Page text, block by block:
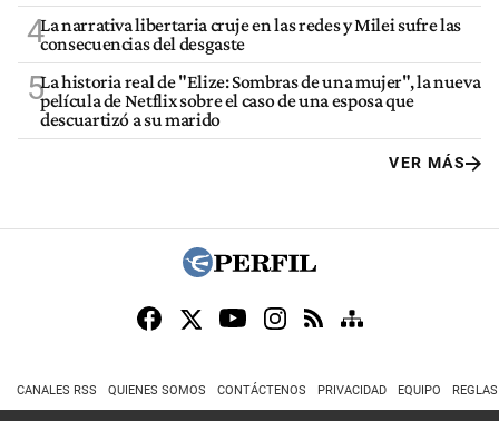
4La narrativa libertaria cruje en las redes y Milei sufre las
consecuencias del desgaste
5La historia real de "Elize: Sombras de una mujer", la nueva
película de Netflix sobre el caso de una esposa que
descuartizó a su marido
VER MÁS
CANALES RSS QUIENES SOMOS CONTÁCTENOS PRIVACIDAD EQUIPO